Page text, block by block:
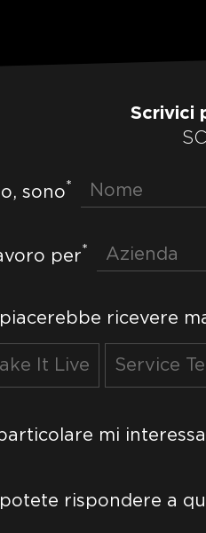
Scrivici
sono*
per*
ricevere
It Live Service
mi
rispondere a